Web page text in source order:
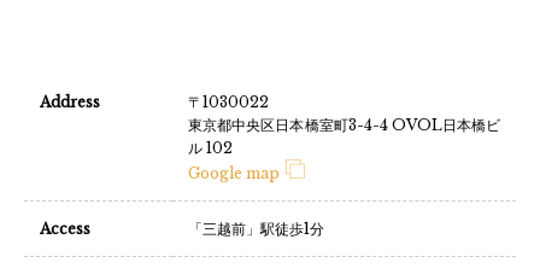
Address
〒1030022
東京都中央区日本橋室町3-4-4 OVOL日本橋ビ
ル 102
Google map
Access 「三越前」駅徒歩1分